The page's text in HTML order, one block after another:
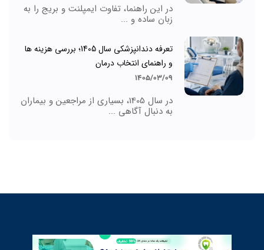
در این راهنما، تفاوت ایمپلنت و بریج را به
زبان ساده و ...
تعرفه دندانپزشکی سال 1405؛ بررسی هزینه ها
و راهنمای انتخاب درمان
1405/03/09
در سال 1405، بسیاری از مراجعین و بیماران
به دنبال آگاهی ...